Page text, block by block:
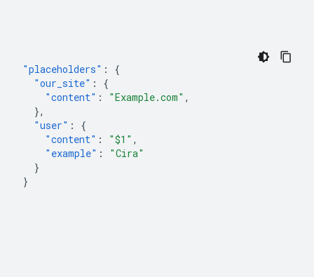
"placeholders" :
{
"our_site" :
{
"content" : "Example.com" ,
},
"user" :
{
"content" : "$1" ,
"example" :
"Cira"
}
}